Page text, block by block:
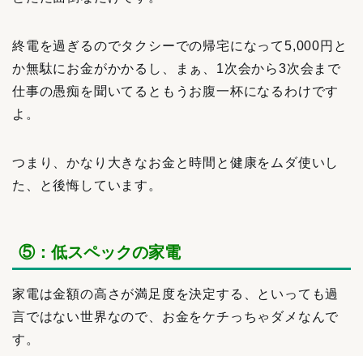
終電を過ぎるのでタクシーでの帰宅になって5,000円と
か無駄にお金がかかるし、まぁ、1次会から3次会まで
仕事の愚痴を聞いてるともうお腹一杯になるわけです
よ。
つまり、かなり大きなお金と時間と健康をムダ使いし
た、と後悔しています。
⑤：低スペックの家電
家電は金額の高さが満足度を決定する、といっても過
言ではない世界なので、お金をケチっちゃダメなんで
す。